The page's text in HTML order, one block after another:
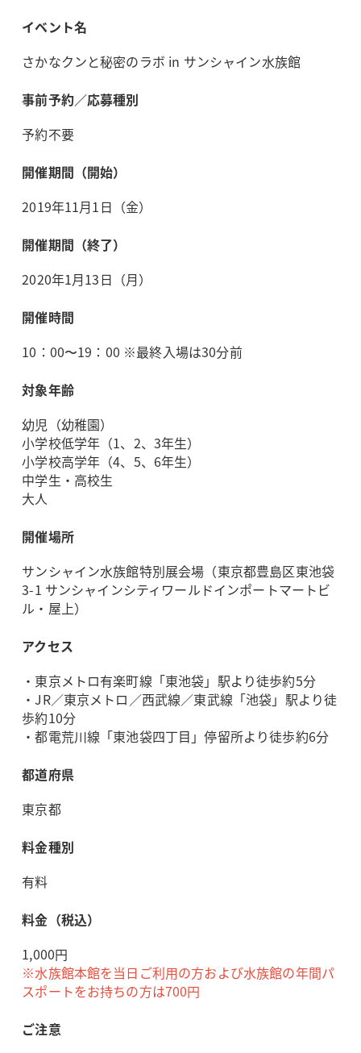
イベント名
さかなクンと秘密のラボ in サンシャイン水族館
事前予約／応募種別
予約不要
開催期間（開始）
2019年11月1日（金）
開催期間（終了）
2020年1月13日（月）
開催時間
10：00〜19：00 ※最終入場は30分前
対象年齢
幼児（幼稚園）
小学校低学年（1、2、3年生）
小学校高学年（4、5、6年生）
中学生・高校生
大人
開催場所
サンシャイン水族館特別展会場（東京都豊島区東池袋
3-1 サンシャインシティワールドインポートマートビ
ル・屋上）
アクセス
・東京メトロ有楽町線「東池袋」駅より徒歩約5分
・JR／東京メトロ／西武線／東武線「池袋」駅より徒
歩約10分
・都電荒川線「東池袋四丁目」停留所より徒歩約6分
都道府県
東京都
料金種別
有料
料金（税込）
1,000円
※水族館本館を当日ご利用の方および水族館の年間パ
スポートをお持ちの方は700円
ご注意